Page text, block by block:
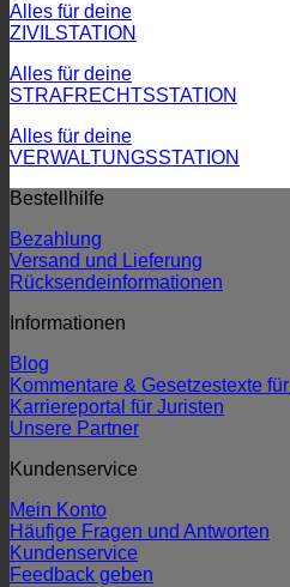
Alles für deine
ZIVILSTATION
Alles für deine
STRAFRECHTSSTATION
Alles für deine
VERWALTUNGSSTATION
Bestellhilfe
Bezahlung
Versand und Lieferung
Rücksendeinformationen
Informationen
Blog
Kommentare & Gesetzestexte
Karriereportal für Juristen
Unsere Partner
Kundenservice
Mein Konto
Häufige Fragen und Antworten
Kundenservice
Feedback geben